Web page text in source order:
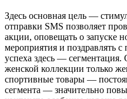
Здесь основная цель —
отправки SMS позволяет
акции, оповещать о запуске
мероприятия и поздравлять
успеха здесь —
женской коллекции только
спортивные товары —
сегмента — значительно